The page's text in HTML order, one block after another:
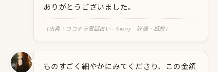
ありがとうございました。
（出典：ココナラ電話占い - Nnatty 評価・感想）
ものすごく細やかにみてくださり、この金額